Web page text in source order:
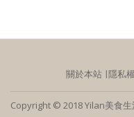
關於本站 ∣隱私
Copyright © 2018 Yilan美食